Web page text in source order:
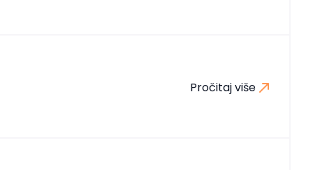
Pročitaj više